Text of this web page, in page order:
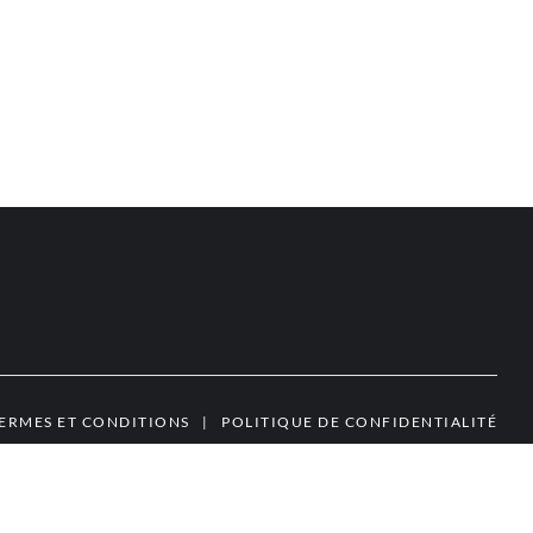
ET CONDITIONS | POLITIQUE DE CONFIDENTIALITÉ